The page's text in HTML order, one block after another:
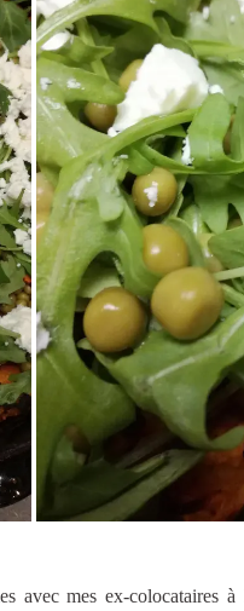
avec mes ex-colocataires